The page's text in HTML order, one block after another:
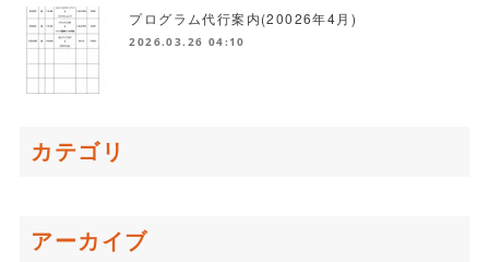
プログラム代行案内(20026年4月)
2026.03.26 04:10
カテゴリ
アーカイブ